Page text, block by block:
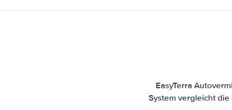
EasyTerra
System vergleicht